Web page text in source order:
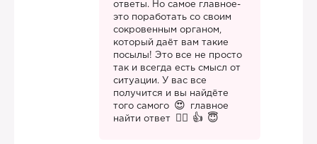
ответы. Но самое главное-
это поработать со своим
сокровенным органом,
который даёт вам такие
посылы! Это все не просто
так и всегда есть смысл от
ситуации. У вас все
получится и вы найдёте
того самого
главное
найти ответ